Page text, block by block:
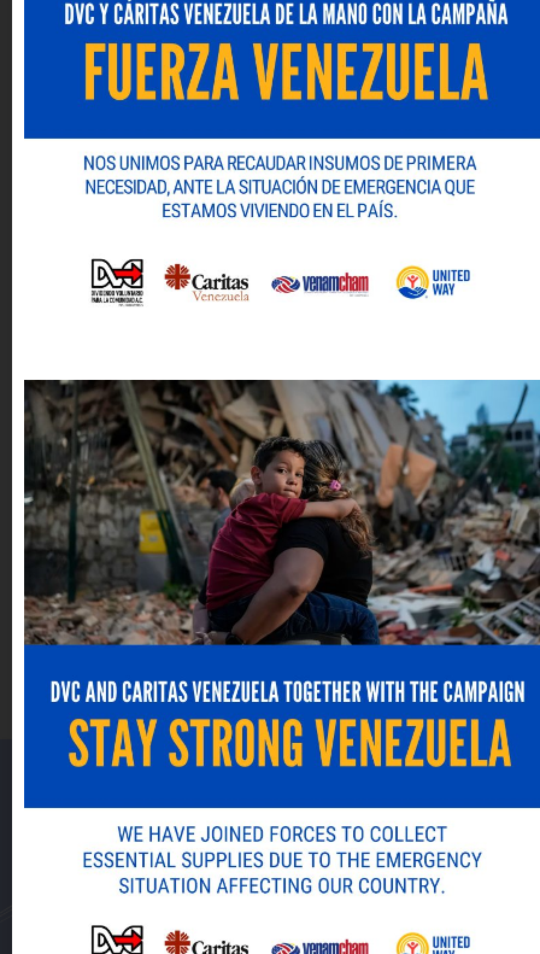
Espacios para hacer negocios
Acceso a información clave
empresarial
Formación y capacitación en temas
gerenciales
Promoción y posicionamiento de
marca
resolución de conflictos
Acompañamiento y asesoría en tu
solicitud de visa americana
Impulso a las empresas con
propósito
Conoce más de nuestros
beneficios